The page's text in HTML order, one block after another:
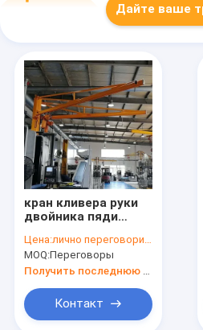
Дайте ваше
кран кливера руки
двойника пяди
ряда 360 градусов
Цена:лично переговорить
MOQ:Переговоры
Контакт